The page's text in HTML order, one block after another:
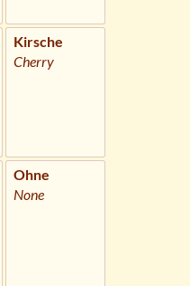
Kirsche
Cherry
Ohne
None